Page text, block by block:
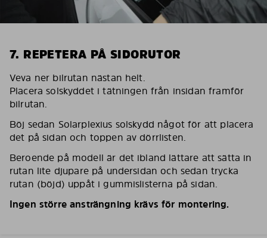
7. REPETERA PÅ SIDORUTOR
Veva ner bilrutan nästan helt.
Placera solskyddet i tätningen från insidan framför
bilrutan.
Böj sedan Solarplexius solskydd något för att placera
det på sidan och toppen av dörrlisten.
Beroende på modell är det ibland lättare att sätta in
rutan lite djupare på undersidan och sedan trycka
rutan (böjd) uppåt i gummislisterna på sidan.
Ingen större ansträngning krävs för montering.